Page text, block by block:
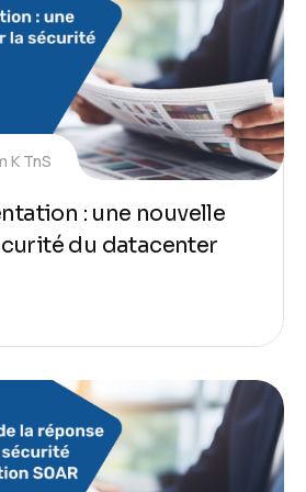
K TnS
: une nouvelle
du datacenter